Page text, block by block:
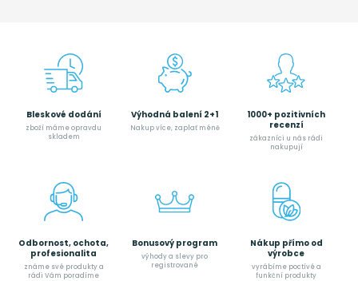
Bleskové dodání
zboží máme opravdu
skladem
Výhodná balení 2+1
Nakup více, zaplať méně
1000+ pozitivních
recenzí
zákazníci u nás rádi
nakupují
Odbornost, ochota,
profesionalita
známe své produkty a
rádi Vám poradíme
Bonusový program
výhody a slevy pro
registrované
Nákup přímo od
výrobce
vyrábíme poctívé a
funkční produkty